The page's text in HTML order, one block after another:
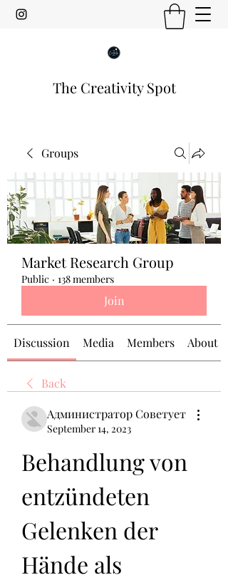
The Creativity Spot
Groups
Market Research Group
Public · 138 members
Join
Discussion Media Members About
Back
Администратор Советует
September 14, 2023
Behandlung von
entzündeten
Gelenken der
Hände als